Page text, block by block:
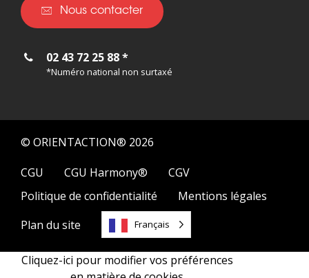
Nous contacter
02 43 72 25 88 *
*Numéro national non surtaxé
© ORIENTACTION® 2026
CGU
CGU Harmony®
CGV
Politique de confidentialité
Mentions légales
Plan du site
Français
Cliquez-ici pour modifier vos préférences
02 43 72 25 88 *
*Numéro national non surtaxé